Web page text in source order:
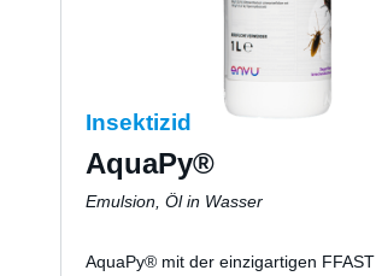
LinkedIn
Insektizid
AquaPy®
Emulsion, Öl in Wasser
AquaPy® mit der einzigartigen FFAST